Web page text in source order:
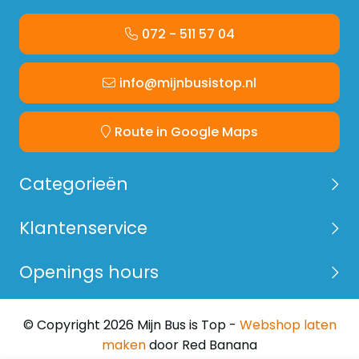
072 - 511 57 04
info@mijnbusistop.nl
Route in Google Maps
Categorieën
Klantenservice
Openings hours
© Copyright 2026 Mijn Bus is Top - Webshop laten
makendoor Red Banana